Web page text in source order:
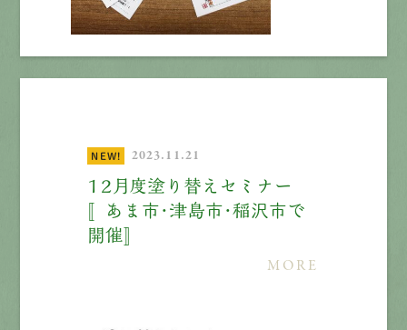
Webお問い合わせ
LINEでお手軽相談
NEW!
2023.11.21
１２月度塗り替えセミナー
〚あま市・津島市・稲沢市で
開催〛
MORE